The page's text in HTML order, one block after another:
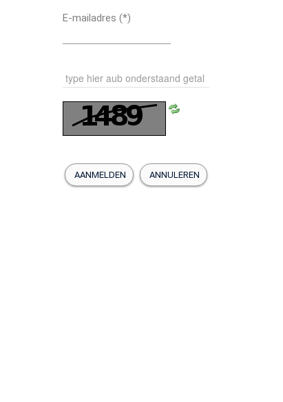
Link in bio
E-mailadres (*)
AANMELDEN ANNULEREN